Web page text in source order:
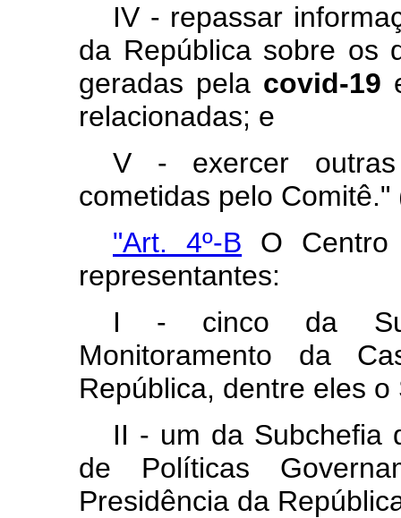
IV - repassar
da República sobre os
geradas pela covid-19
relacionadas; e
V - exercer
cometidas pelo Comitê."
"Art. 4º-B O Centro
representantes:
I - cinco da
Monitoramento da
República, dentre eles
II - um da Subchefia
de Políticas
Presidência da